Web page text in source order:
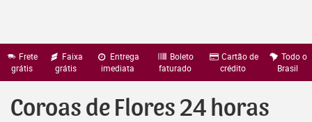
Frete
grátis
Faixa
grátis
Entrega
imediata
Boleto
faturado
Cartão de
crédito
Todo o
Brasil
Coroas de Flores 24 horas